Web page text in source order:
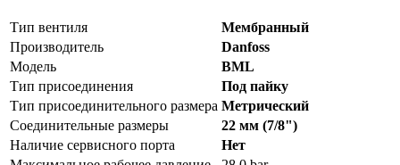
Тип вентиля
Мембранный
Производитель
Danfoss
Модель
BML
Тип присоединения
Под пайку
Тип присоединительного размера Метрический
Соединительные размеры
22 мм (7/8")
Наличие сервисного порта
Нет